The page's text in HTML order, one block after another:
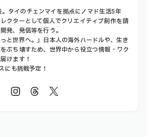
タイのチェンマイを拠点にノマド生活5年
クターとして個人でクリエイティブ制作を請
発、発信等を行う。
と世界へ。」日本人の海外ハードルや、生き
ぶち壊すため、世界中から役立つ情報・ワク
けます！
も挑戦予定！